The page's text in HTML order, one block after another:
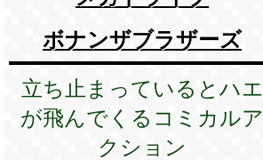
ボナンザブラザーズ
立ち止まっているとハエ
が飛んでくるコミカルア
クション